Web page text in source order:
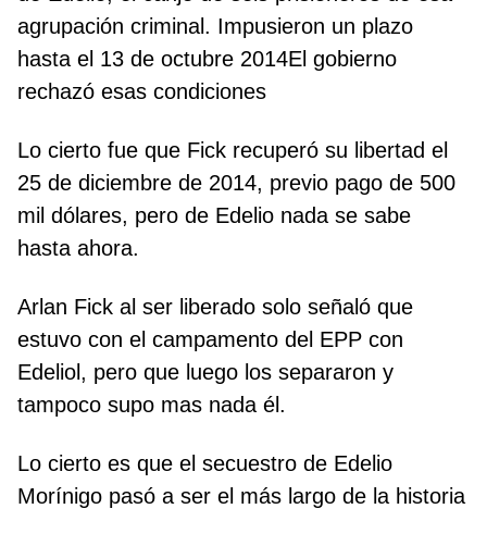
agrupación criminal. Impusieron un plazo
hasta el 13 de octubre 2014El gobierno
rechazó esas condiciones
Lo cierto fue que Fick recuperó su libertad el
25 de diciembre de 2014, previo pago de 500
mil dólares, pero de Edelio nada se sabe
hasta ahora.
Arlan Fick al ser liberado solo señaló que
estuvo con el campamento del EPP con
Edeliol, pero que luego los separaron y
tampoco supo mas nada él.
Lo cierto es que el secuestro de Edelio
Morínigo pasó a ser el más largo de la historia